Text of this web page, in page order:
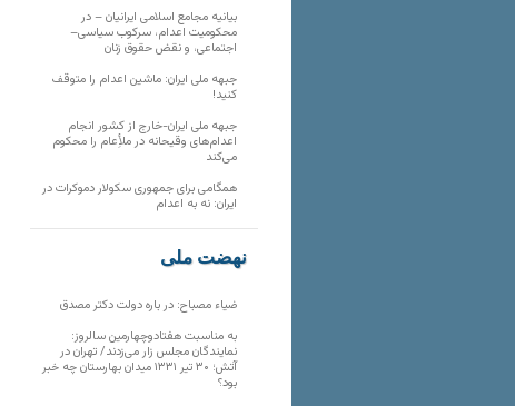
بیانیه مجامع اسلامی ایرانیان – در
محکومیت اعدام، سرکوب سیاسی–
اجتماعی، و نقض حقوق زنان
جبهه ملی ایران: ماشین اعدام را متوقف
کنید!
جبهه ملی ایران-خارج از کشور انجام
اعدام‌های وقیحانه در ملأِعام را محکوم
می‌کند
همگامی برای جمهوری سکولار دموکرات در
ایران: نه به اعدام
نهضت ملی
ضیاء مصباح: در باره دولت دکتر مصدق
به مناسبت هفتادوچهارمین سالروز:
نمایندگان مجلس زار می‌زدند/ تهران در
آتش؛ ۳۰ تیر ۱۳۳۱ میدان بهارستان چه خبر
بود؟